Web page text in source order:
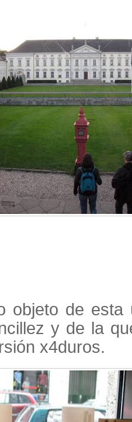
objeto de esta
y de la
x4duros.